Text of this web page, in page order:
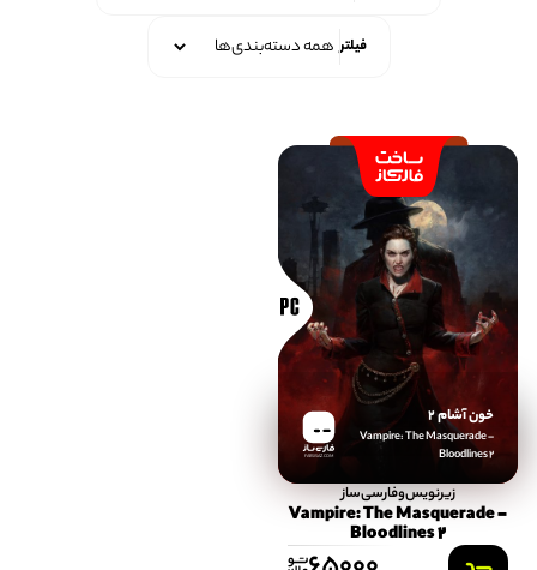
فیلتر
خون آشام 2
Vampire: The Masquerade –
Bloodlines 2
FARSISAZ.COM
زیرنویس‌و‌فارسی‌ساز
Vampire: The Masquerade –
Bloodlines 2